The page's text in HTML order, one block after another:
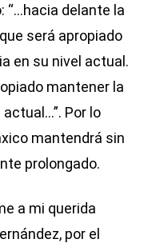
“…hacia delante la
será apropiado
en su nivel actual.
mantener la
Por lo
mantendrá sin
prolongado.
a mi querida
por el